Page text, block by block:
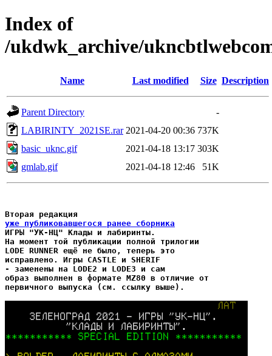
Index of
/ukdwk_archive/
Name Last modified Size Description
Parent Directory
-
LABIRINTY_2021SE.rar 2021-04-20 00:36 737K
basic_uknc.gif
2021-04-18 13:17 303K
gmlab.gif
2021-04-18 12:46 51K
Вторая редакция
уже публиковавшегося ранее сборника
ИГРЫ "УК-НЦ" Клады и лабиринты.
LODE RUNNER ещё не было, теперь это
исправлено. Игры CASTLE и SHERIF
- заменены на LODE2 и LODE3 и сам
образ выполнен в формате MZ80 в отличие от
первичного выпуска (см. ссылку выше).